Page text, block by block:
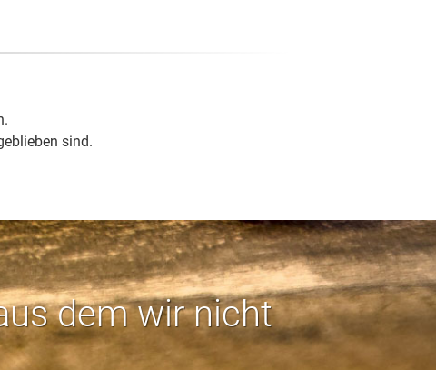
sind.
dem wir nicht